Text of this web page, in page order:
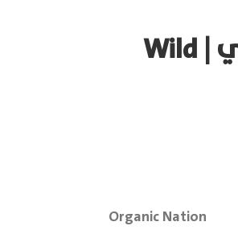
اورجانيك نيشن زيت الزعتر البري | Wild
Organic Nation